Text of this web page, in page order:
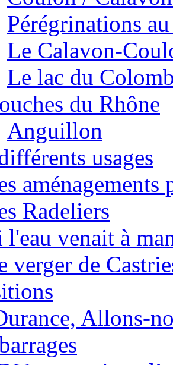
Pérégrinations
Le Calavon-
Le lac du
du Rhône
Anguillon
usages
Radeliers
l'eau venait à
verger de
Allons-